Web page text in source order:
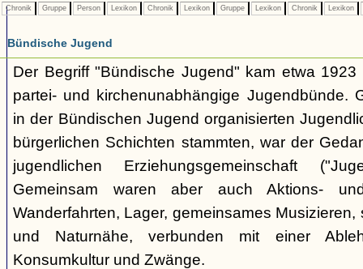
Chronik Gruppe Person Lexikon Chronik Lexikon Gruppe Lexikon Chronik Lexikon
Bündische Jugend
Der Begriff "Bündische Jugend" kam etwa
partei- und kirchenunabhängige Jugendbünde.
in der Bündischen Jugend organisierten
bürgerlichen Schichten stammten, war der
jugendlichen Erziehungsgemeinschaft
Gemeinsam waren aber auch Aktions-
Wanderfahrten, Lager, gemeinsames
und Naturnähe, verbunden mit einer
Konsumkultur und Zwänge.